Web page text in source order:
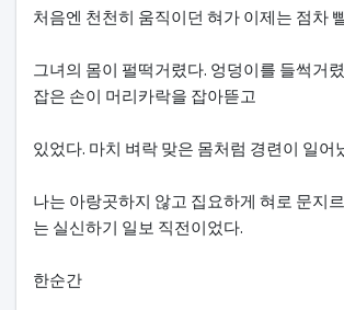
처음엔 천천히 움직이던 혀가 이제는 점차
그녀의 몸이 펄떡거렸다. 엉덩이를 들썩거
잡은 손이 머리카락을 잡아뜯고
있었다. 마치 벼락 맞은 몸처럼 경련이 일어
나는 아랑곳하지 않고 집요하게 혀로 문지
는 실신하기 일보 직전이었다.
한순간